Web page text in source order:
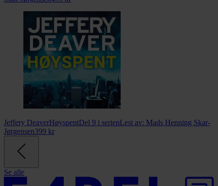
Jeffery DeaverHøyspentDel 9 i serienLest av: Mads Henning Skar-
Jørgensen399 kr
Se alle